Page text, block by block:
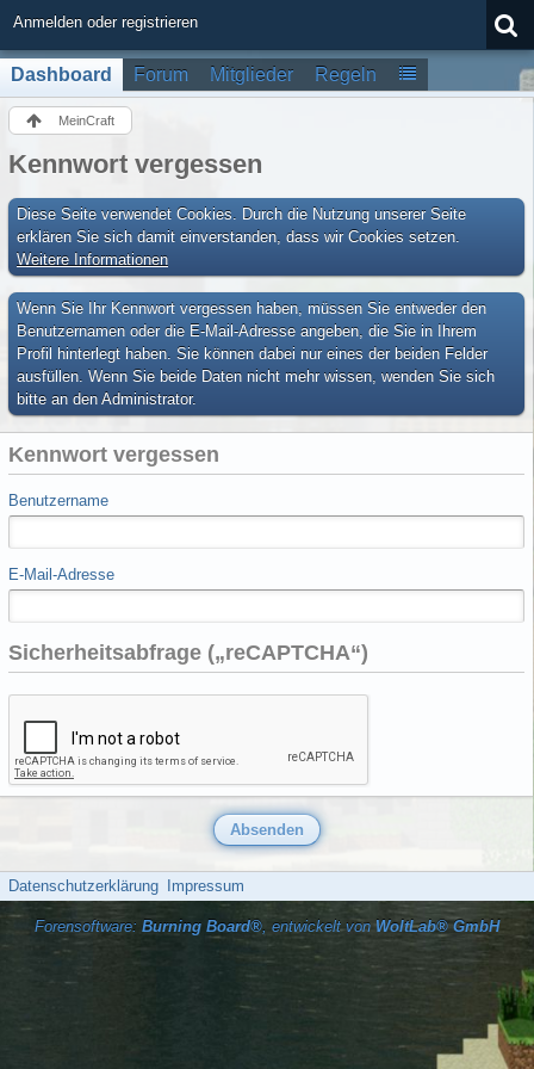
Anmelden oder registrieren
Dashboard Forum Mitglieder Regeln
MeinCraft
Kennwort vergessen
Diese Seite verwendet Cookies. Durch die Nutzung unserer Seite
erklären Sie sich damit einverstanden, dass wir Cookies setzen.
Weitere Informationen
Wenn Sie Ihr Kennwort vergessen haben, müssen Sie entweder den
Benutzernamen oder die E-Mail-Adresse angeben, die Sie in Ihrem
Profil hinterlegt haben. Sie können dabei nur eines der beiden Felder
ausfüllen. Wenn Sie beide Daten nicht mehr wissen, wenden Sie sich
bitte an den Administrator.
Kennwort vergessen
Benutzername
E-Mail-Adresse
Sicherheitsabfrage („reCAPTCHA“)
Datenschutzerklärung Impressum
Forensoftware: Burning Board®, entwickelt von WoltLab® GmbH